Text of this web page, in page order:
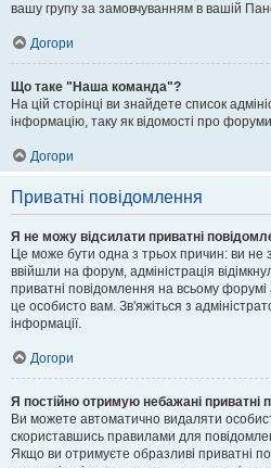
вашу групу за замовчуванням в вашій
Догори
Що таке "Наша команда"?
На цій сторінці ви знайдете список
інформацію, таку як відомості про
Догори
Приватні повідомлення
Я не можу відсилати приватні
Це може бути одна з трьох причин: ви не
ввійшли на форум, адміністрація
приватні повідомлення на всьому
це особисто вам. Зв'яжіться з
інформації.
Догори
Я постійно отримую небажані приватні
Ви можете автоматично видаляти
скориставшись правилами для
Якщо ви отримуєте образливі приватні